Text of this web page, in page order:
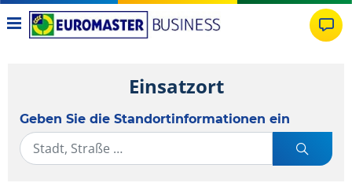
Einsatzort
Geben Sie die Standortinformationen ein